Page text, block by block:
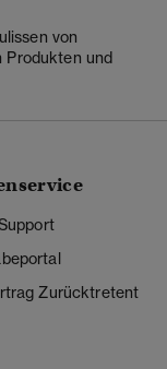
von
Produkten und
Zurücktretent